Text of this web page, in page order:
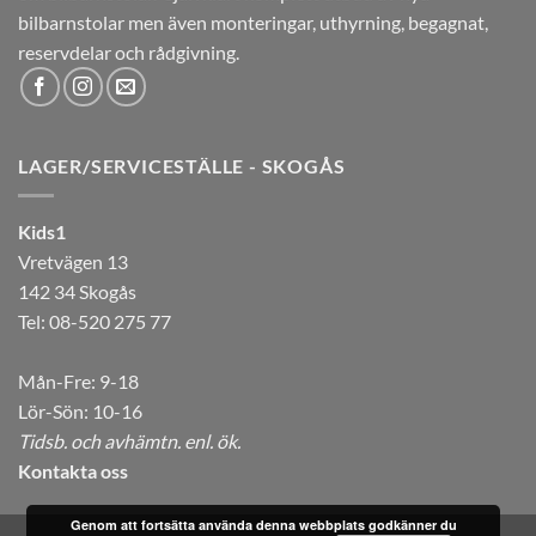
bilbarnstolar men även monteringar, uthyrning, begagnat,
reservdelar och rådgivning.
LAGER/SERVICESTÄLLE - SKOGÅS
Kids1
Vretvägen 13
142 34 Skogås
Tel: 08-520 275 77
Mån-Fre: 9-18
Lör-Sön: 10-16
Tidsb. och avhämtn. enl. ök.
Kontakta oss
Genom att fortsätta använda denna webbplats godkänner du